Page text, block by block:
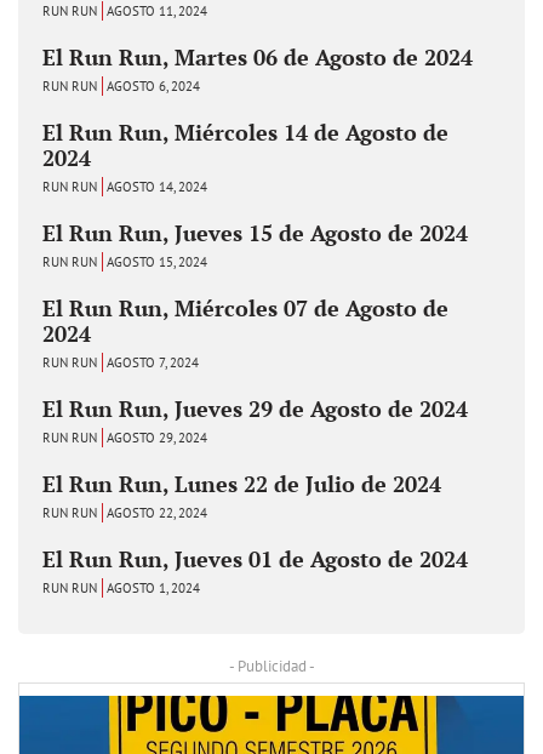
RUN RUN AGOSTO 11, 2024
El Run Run, Martes 06 de Agosto de 2024
RUN RUN AGOSTO 6, 2024
El Run Run, Miércoles 14 de Agosto de
2024
RUN RUN AGOSTO 14, 2024
El Run Run, Jueves 15 de Agosto de 2024
RUN RUN AGOSTO 15, 2024
El Run Run, Miércoles 07 de Agosto de
2024
RUN RUN AGOSTO 7, 2024
El Run Run, Jueves 29 de Agosto de 2024
RUN RUN AGOSTO 29, 2024
El Run Run, Lunes 22 de Julio de 2024
RUN RUN AGOSTO 22, 2024
El Run Run, Jueves 01 de Agosto de 2024
RUN RUN AGOSTO 1, 2024
- Publicidad -